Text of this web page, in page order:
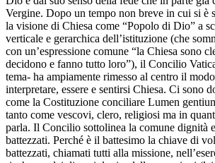
Vergine. Dopo un tempo non breve in cui si è
la visione di Chiesa come “Popolo di Dio” a
verticale e gerarchica dell’istituzione (che
con un’espressione comune “la Chiesa sono
decidono e fanno tutto loro”), il Concilio
tema- ha ampiamente rimesso al centro il
interpretare, essere e sentirsi Chiesa. Ci sono
come la Costituzione conciliare Lumen
tanto come vescovi, clero, religiosi ma in
parla. Il Concilio sottolinea la comune dignità
battezzati. Perché è il battesimo la chiave di
battezzati, chiamati tutti alla missione,